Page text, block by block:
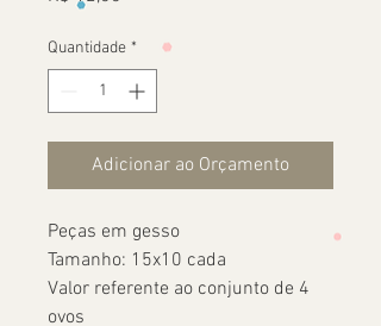
Quantidade *
Adicionar ao Orçamento
Peças em gesso
Tamanho: 15x10 cada
Valor referente ao conjunto de 4
ovos